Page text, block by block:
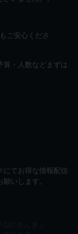
ご安心くださ
算・人数などまずは
にてお得な情報配信
いします。
のきんぎょ